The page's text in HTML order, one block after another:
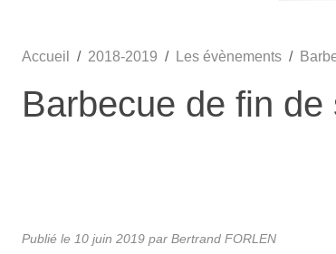
Accueil 2018-2019 Les évènements
Barbecue de fin de
Publié le 10 juin 2019 par Bertrand FORLEN